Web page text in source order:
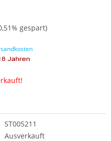
gespart)
ST005211
Ausverkauft